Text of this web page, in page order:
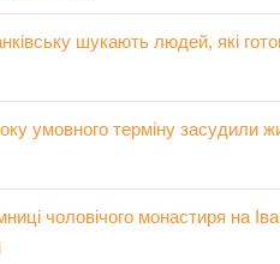
шукають людей, які
умовного терміну засудили
чоловічого монастиря на